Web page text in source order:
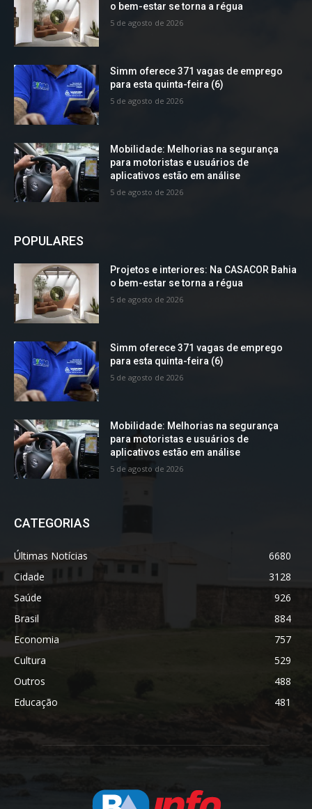
o bem-estar se torna a régua
5 de agosto de 2026
Simm oferece 371 vagas de emprego
para esta quinta-feira (6)
5 de agosto de 2026
Mobilidade: Melhorias na segurança
para motoristas e usuários de
aplicativos estão em análise
5 de agosto de 2026
POPULARES
Projetos e interiores: Na CASACOR Bahia
o bem-estar se torna a régua
5 de agosto de 2026
Simm oferece 371 vagas de emprego
para esta quinta-feira (6)
5 de agosto de 2026
Mobilidade: Melhorias na segurança
para motoristas e usuários de
aplicativos estão em análise
5 de agosto de 2026
CATEGORIAS
Últimas Notícias
6680
Cidade
3128
Saúde
926
Brasil
884
Economia
757
Cultura
529
Outros
488
Educação
481